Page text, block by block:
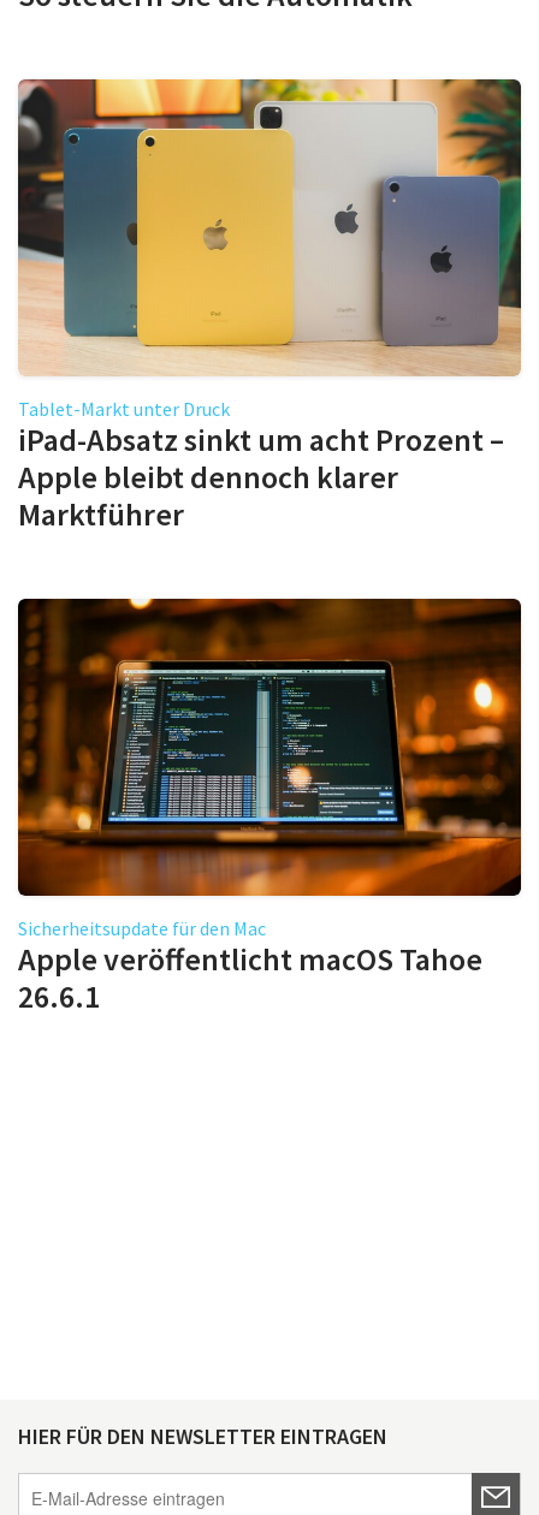
Tablet-Markt unter Druck
iPad-Absatz sinkt um acht Prozent –
Apple bleibt dennoch klarer
Marktführer
Sicherheitsupdate für den Mac
Apple veröffentlicht macOS Tahoe
26.6.1
HIER FÜR DEN NEWSLETTER EINTRAGEN